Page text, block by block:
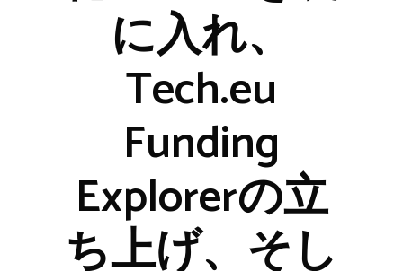
に入れ、
Tech.eu
Funding
Explorerの立
ち上げ、そし